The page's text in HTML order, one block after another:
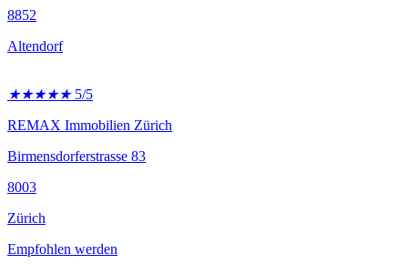
8852
Altendorf
★★★★★ 5/5
REMAX Immobilien Zürich
Birmensdorferstrasse 83
8003
Zürich
Empfohlen werden